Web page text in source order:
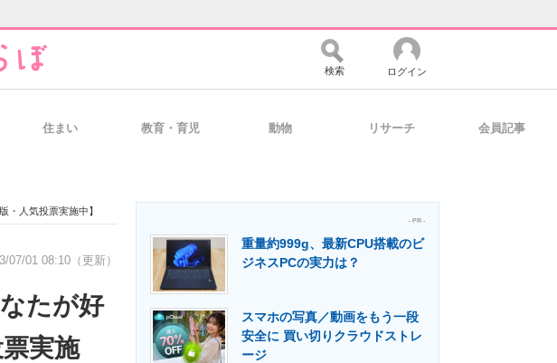
経営リーダーのコミュニティ マーケ×ITの今がよく分かる
製造業のIT導入・活用を支援
検索 ログイン
住まい 教育・育児 動物 リサーチ 会員記事
・人気投票実施中】
07/01 08:10（更新）
たが好
実施
- PR -
重量約999g、最新CPU搭載のビ
ジネスPCの実力は？
スマホの写真／動画をもう一段
安全に 買い切りクラウドストレ
ージ